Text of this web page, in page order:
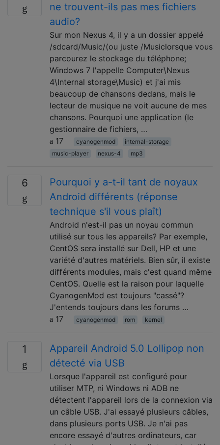
ne trouvent-ils pas mes fichiers
audio?
Sur mon Nexus 4, il y a un dossier appelé
/sdcard/Music/(ou juste /Musiclorsque vous
parcourez le stockage du téléphone;
Windows 7 l'appelle Computer\Nexus
4\Internal storage\Music) et j'ai mis
beaucoup de chansons dedans, mais le
lecteur de musique ne voit aucune de mes
chansons. Pourquoi une application (le
gestionnaire de fichiers, …
17
cyanogenmod
internal-storage
music-player
nexus-4 mp3
6
Pourquoi y a-t-il tant de noyaux
Android différents (réponse
technique s'il vous plaît)
Android n'est-il pas un noyau commun
utilisé sur tous les appareils? Par exemple,
CentOS sera installé sur Dell, HP et une
variété d'autres matériels. Bien sûr, il existe
différents modules, mais c'est quand même
CentOS. Quelle est la raison pour laquelle
CyanogenMod est toujours "cassé"?
J'entends toujours dans les forums …
17
cyanogenmod rom kernel
1
Appareil Android 5.0 Lollipop non
détecté via USB
Lorsque l'appareil est configuré pour
utiliser MTP, ni Windows ni ADB ne
détectent l'appareil lors de la connexion via
un câble USB. J'ai essayé plusieurs câbles,
dans plusieurs ports USB. Je n'ai pas
encore essayé d'autres ordinateurs, car